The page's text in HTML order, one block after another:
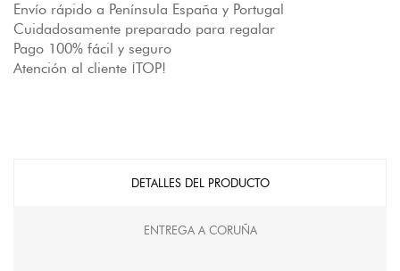
Envío rápido a Península España y Portugal
Cuidadosamente preparado para regalar
Pago 100% fácil y seguro
Atención al cliente ¡TOP!
DETALLES DEL PRODUCTO
ENTREGA A CORUÑA